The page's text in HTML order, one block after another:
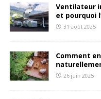
Ventilateur
et pourquoi
31 août 2025
Comment
26 juin 2025